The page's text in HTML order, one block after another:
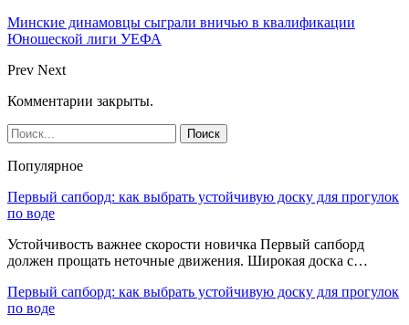
Минские динамовцы сыграли вничью в квалификации
Юношеской лиги УЕФА
Prev Next
Комментарии закрыты.
Популярное
Первый сапборд: как выбрать устойчивую доску для прогулок
по воде
Устойчивость важнее скорости новичка Первый сапборд
должен прощать неточные движения. Широкая доска с…
Первый сапборд: как выбрать устойчивую доску для прогулок
по воде